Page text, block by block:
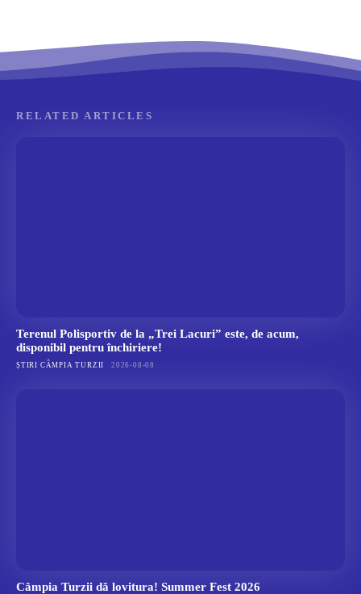
RELATED ARTICLES
Terenul Polisportiv de la „Trei Lacuri” este, de acum,
disponibil pentru închiriere!
ȘTIRI CÂMPIA TURZII 2026-08-08
Câmpia Turzii dă lovitura! Summer Fest 2026